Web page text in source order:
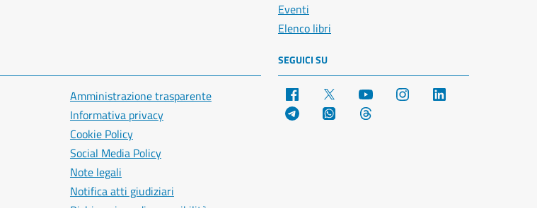
Eventi
Elenco libri
Amministrazione trasparente
Informativa privacy
Cookie Policy
Social Media Policy
Note legali
Notifica atti giudiziari
SEGUICI SU
Facebook YouTube Instagram
Telegram WhatsApp